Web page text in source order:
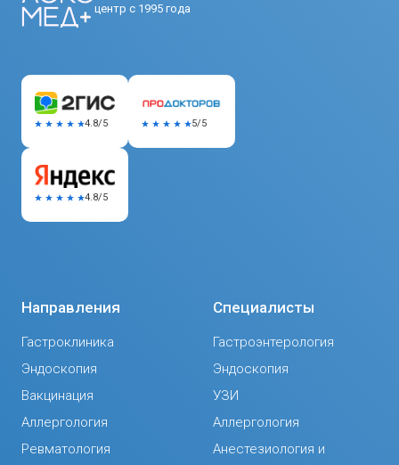
центр с 1995 года
Направления
Гастроклиника
Эндоскопия
Вакцинация
Аллергология
Ревматология
Специалисты
Гастроэнтерология
Эндоскопия
УЗИ
Аллергология
Анестезиология и
4.8/5 5/5
4.8/5